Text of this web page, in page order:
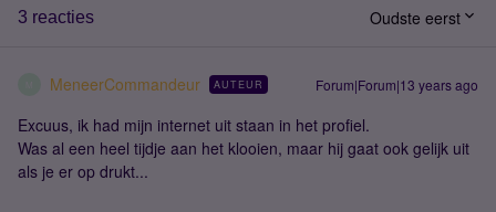
3 reacties Oudste eerst
MeneerCommandeur AUTEUR Forum|Forum|13 years ago
Excuus, ik had mijn internet uit staan in het profiel.
Was al een heel tijdje aan het klooien, maar hij gaat ook gelijk uit
als je er op drukt...